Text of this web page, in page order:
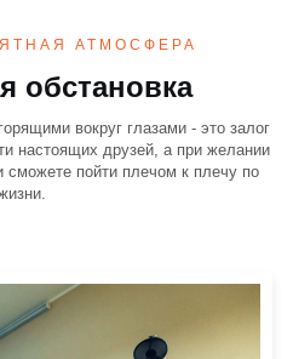
АТМОСФЕРА
обстановка
вокруг глазами - это залог
настоящих друзей, а при желании
сможете пойти плечом к плечу по